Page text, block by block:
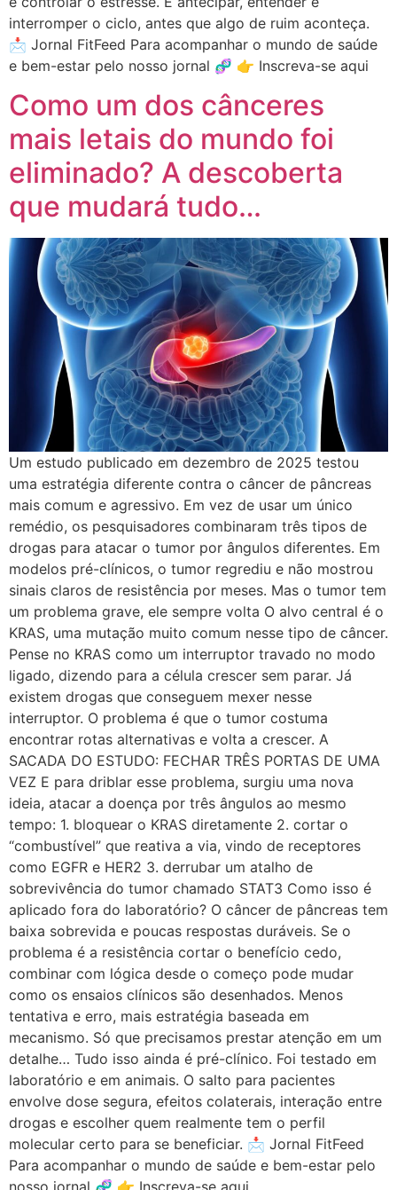
interromper o ciclo, antes que algo de ruim aconteça.
📩 Jornal FitFeed Para acompanhar o mundo de saúde
e bem-estar pelo nosso jornal 🧬 👉 Inscreva-se aqui
Como um dos cânceres
mais letais do mundo foi
eliminado? A descoberta
que mudará tudo…
Um estudo publicado em dezembro de 2025 testou
uma estratégia diferente contra o câncer de pâncreas
mais comum e agressivo. Em vez de usar um único
remédio, os pesquisadores combinaram três tipos de
drogas para atacar o tumor por ângulos diferentes. Em
modelos pré-clínicos, o tumor regrediu e não mostrou
sinais claros de resistência por meses. Mas o tumor tem
um problema grave, ele sempre volta O alvo central é o
KRAS, uma mutação muito comum nesse tipo de câncer.
Pense no KRAS como um interruptor travado no modo
ligado, dizendo para a célula crescer sem parar. Já
existem drogas que conseguem mexer nesse
interruptor. O problema é que o tumor costuma
encontrar rotas alternativas e volta a crescer. A
SACADA DO ESTUDO: FECHAR TRÊS PORTAS DE UMA
VEZ E para driblar esse problema, surgiu uma nova
ideia, atacar a doença por três ângulos ao mesmo
tempo: 1. bloquear o KRAS diretamente 2. cortar o
“combustível” que reativa a via, vindo de receptores
como EGFR e HER2 3. derrubar um atalho de
sobrevivência do tumor chamado STAT3 Como isso é
aplicado fora do laboratório? O câncer de pâncreas tem
baixa sobrevida e poucas respostas duráveis. Se o
problema é a resistência cortar o benefício cedo,
combinar com lógica desde o começo pode mudar
como os ensaios clínicos são desenhados. Menos
tentativa e erro, mais estratégia baseada em
mecanismo. Só que precisamos prestar atenção em um
detalhe… Tudo isso ainda é pré-clínico. Foi testado em
laboratório e em animais. O salto para pacientes
envolve dose segura, efeitos colaterais, interação entre
drogas e escolher quem realmente tem o perfil
molecular certo para se beneficiar. 📩 Jornal FitFeed
Para acompanhar o mundo de saúde e bem-estar pelo
nosso jornal 🧬 👉 Inscreva-se aqui